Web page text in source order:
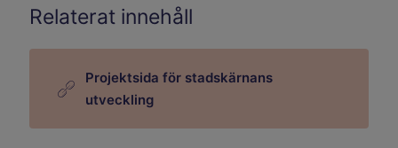
Relaterat innehåll
Projektsida för stadskärnans
utveckling